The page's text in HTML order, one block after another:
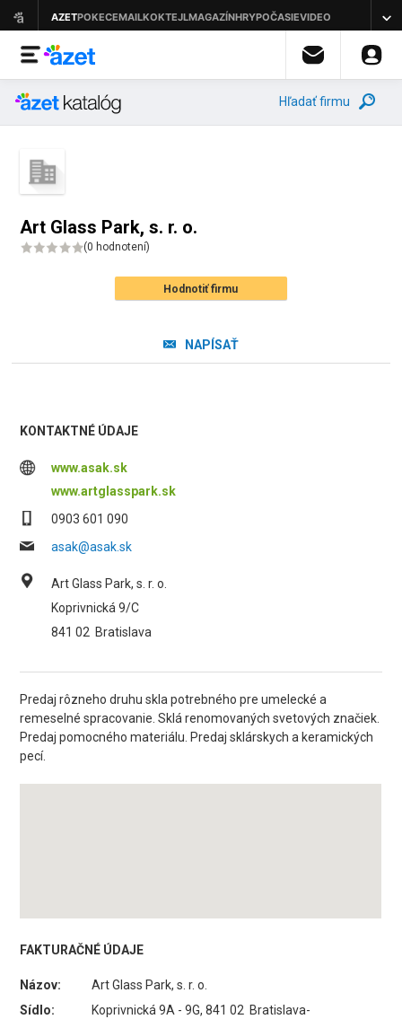
Hľadať firmu
Art Glass Park, s. r. o.
(0 hodnotení)
Hodnotiť firmu
NAPÍSAŤ
KONTAKTNÉ ÚDAJE
www.asak.sk
www.artglasspark.sk
0903 601 090
asak@asak.sk
Art Glass Park, s. r. o.
Koprivnická 9/C
841 02 Bratislava
Predaj rôzneho druhu skla potrebného pre umelecké a
remeselné spracovanie. Sklá renomovaných svetových značiek.
Predaj pomocného materiálu. Predaj sklárskych a keramických
pecí.
FAKTURAČNÉ ÚDAJE
Názov:
Art Glass Park, s. r. o.
Sídlo:
Koprivnická 9A - 9G, 841 02 Bratislava-